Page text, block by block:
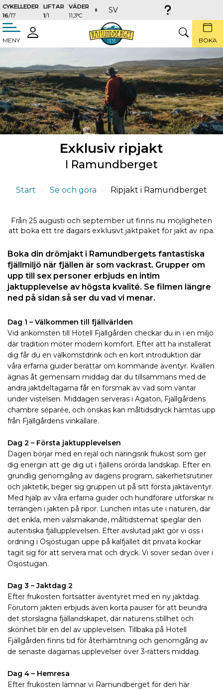
CYKELLEDER
16/17
LIFTAR
1/1
VÄDER
11,3°C
SV
MENY
LOGGA
IN
SÖK BOKA
Exklusiv ripjakt
I Ramundberget
Start Se och göra Ripjakt i Ramundberget
Från 25 augusti och september ut finns nu möjligheten
att boka ett tre dagars exklusivt jaktpaket för jakt av ripa.
Boka din drömjakt i Ramundbergets fantastiska
fjällmiljö när fjällen är som vackrast. Grupper om
upp till sex personer erbjuds en intim
jaktupplevelse av högsta kvalité. Se filmen längre
ned på sidan så ser du vad vi menar.
Dag 1 – Välkommen till fjällvärlden
Vid ankomsten till Hotell Fjällgården checkar du in i en miljö
där tradition möter modern komfort. Efter att ha installerat
dig får du en välkomstdrink och en kort introduktion där
våra erfarna guider berättar om kommande äventyr. Kvällen
ägnas åt gemensam middag där du tillsammans med de
andra jaktdeltagarna får en försmak av vad som väntar
under vistelsen. Middagen serveras i Agaton, Fjällgårdens
chambre séparée, och önskas kan måltidsdryck hämtas upp
från Fjällgårdens vinkällare.
Dag 2 – Första jaktupplevelsen
Dagen börjar med en rejäl och näringsrik frukost som ger
dig energin att ge dig ut i fjällens orörda landskap. Efter en
grundlig genomgång av dagens program, säkerhetsrutiner
och jaktetik, beger sig gruppen ut på sitt första jaktäventyr.
Med hjälp av våra erfarna guider och hundförare utforskar ni
terrängen i jakten på ripor. Lunchen intas ute i naturen, där
det enkla, men välsmakande, måltidstemat speglar den
autentiska fjällupplevelsen. Efter avslutad jakt gör vi oss i
ordning i Ösjöstugan uppe på kalfjället dit privata kockar
tagit sig för att servera mat och dryck. Vi sover sedan över i
Ösjöstugan.
Dag 3 – Jaktdag 2
Efter frukosten fortsätter äventyret med en ny jaktdag.
Förutom jakten erbjuds även korta pauser för att beundra
det storslagna fjällandskapet, där naturens stillhet och
skönhet blir en del av upplevelsen. Tillbaka på Hotell
Fjällgården finns tid för återhämtning och genomgång av
de senaste dagarnas upplevelser över 3-rätters middag.
Dag 4 – Hemresa
Efter frukosten lämnar vi Ramundberget för den här